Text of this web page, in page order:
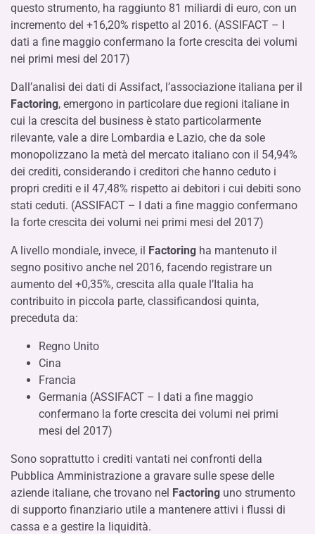
questo strumento, ha raggiunto 81 miliardi di euro, con un
incremento del +16,20% rispetto al 2016. (ASSIFACT – I
dati a fine maggio confermano la forte crescita dei volumi
nei primi mesi del 2017)
Dall’analisi dei dati di Assifact, l’associazione italiana per il
Factoring, emergono in particolare due regioni italiane in
cui la crescita del business è stato particolarmente
rilevante, vale a dire Lombardia e Lazio, che da sole
monopolizzano la metà del mercato italiano con il 54,94%
dei crediti, considerando i creditori che hanno ceduto i
propri crediti e il 47,48% rispetto ai debitori i cui debiti sono
stati ceduti. (ASSIFACT – I dati a fine maggio confermano
la forte crescita dei volumi nei primi mesi del 2017)
A livello mondiale, invece, il Factoring ha mantenuto il
segno positivo anche nel 2016, facendo registrare un
aumento del +0,35%, crescita alla quale l’Italia ha
contribuito in piccola parte, classificandosi quinta,
preceduta da:
Regno Unito
Cina
Francia
Germania (ASSIFACT – I dati a fine maggio
confermano la forte crescita dei volumi nei primi
mesi del 2017)
Sono soprattutto i crediti vantati nei confronti della
Pubblica Amministrazione a gravare sulle spese delle
aziende italiane, che trovano nel Factoring uno strumento
di supporto finanziario utile a mantenere attivi i flussi di
cassa e a gestire la liquidità.